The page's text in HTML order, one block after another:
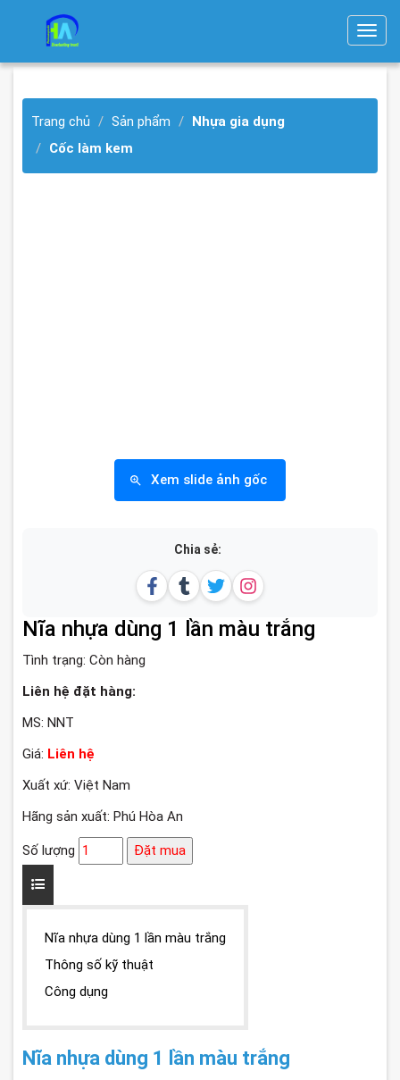
T
g
Trang chủ Sản phẩm
Nhựa gia dụng
Cốc làm kem
Xem slide ảnh gốc
Chia sẻ:
Nĩa nhựa dùng 1 lần màu trắng
Tình trạng: Còn hàng
Liên hệ đặt hàng:
MS: NNT
Giá: Liên hệ
Xuất xứ: Việt Nam
Hãng sản xuất: Phú Hòa An
Số lượng Đặt mua
Nĩa nhựa dùng 1 lần màu trắng
Thông số kỹ thuật
Công dụng
Nĩa nhựa dùng 1 lần màu trắng